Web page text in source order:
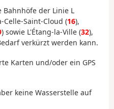
der Linie L
Celle-Saint-Cloud (16),
) sowie L'Étang-la-Ville (32),
verkürzt werden kann.
Karten und/oder ein GPS
keine Wasserstelle auf